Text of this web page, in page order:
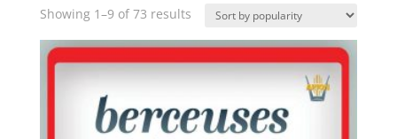
Showing 1–9 of 73 resultsSorted
popularity